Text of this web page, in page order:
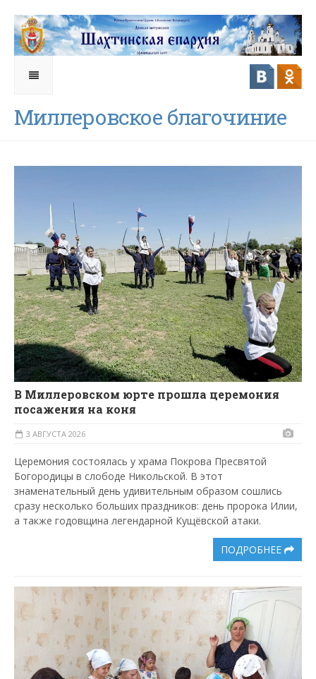
Миллеровское благочиние
В Миллеровском юрте прошла церемония
посажения на коня
3 АВГУСТА 2026
Церемония состоялась у храма Покрова Пресвятой
Богородицы в слободе Никольской. В этот
знаменательный день удивительным образом сошлись
сразу несколько больших праздников: день пророка Илии,
а также годовщина легендарной Кущёвской атаки.
ПОДРОБНЕЕ